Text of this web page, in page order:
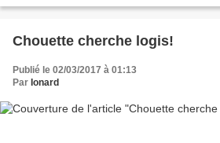
Chouette cherche logis!
Publié le 02/03/2017 à 01:13
Par Ionard